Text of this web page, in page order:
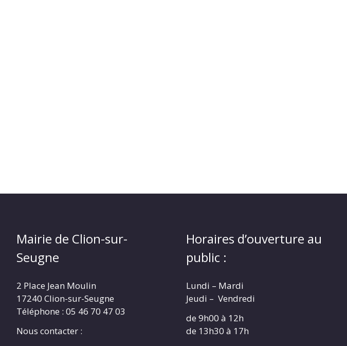
Mairie de Clion-sur-
Seugne
2 Place Jean Moulin
17240 Clion-sur-Seugne
Téléphone : 05 46 70 47 03
Nous contacter :
Horaires d’ouverture au
public :
Lundi – Mardi
Jeudi – Vendredi
de 9h00 à 12h
de 13h30 à 17h